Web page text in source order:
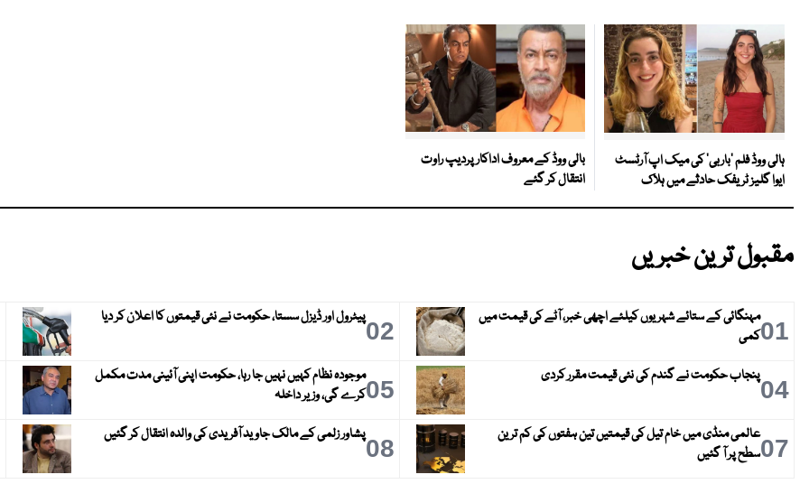
ہالی ووڈ فلم ’باربی‘ کی میک اپ آرٹسٹ
ایوا گلیز ٹریفک حادثے میں ہلاک
بالی ووڈ کے معروف اداکار پردیپ راوت
انتقال کر گئے
مقبول ترین خبریں
01مہنگائی کے ستائے شہریوں کیلئے اچھی خبر، آٹے کی قیمت میں
کمی
02پیٹرول اور ڈیزل سستا، حکومت نے نئی قیمتوں کا اعلان کر دیا
04پنجاب حکومت نے گندم کی نئی قیمت مقرر کردی 05موجودہ نظام کہیں نہیں جا رہا، حکومت اپنی آئینی مدت مکمل
کرے گی، وزیر داخلہ
07عالمی منڈی میں خام تیل کی قیمتیں تین ہفتوں کی کم ترین
سطح پر آ گئیں
08پشاور زلمی کے مالک جاوید آفریدی کی والدہ انتقال کر گئیں